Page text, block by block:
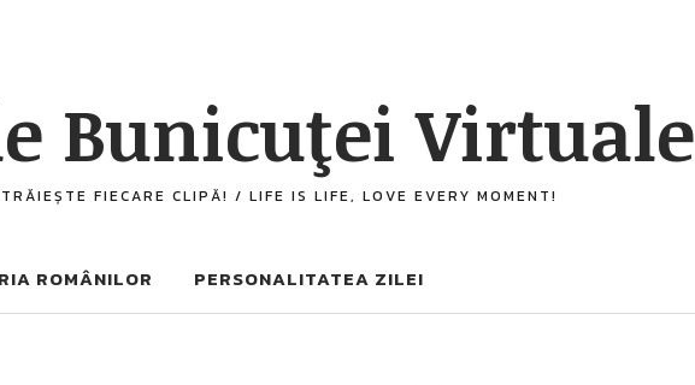
Bunicuţei Virtuale
FIECARE CLIPĂ! / LIFE IS LIFE, LOVE EVERY MOMENT!
ROMÂNILOR PERSONALITATEA ZILEI